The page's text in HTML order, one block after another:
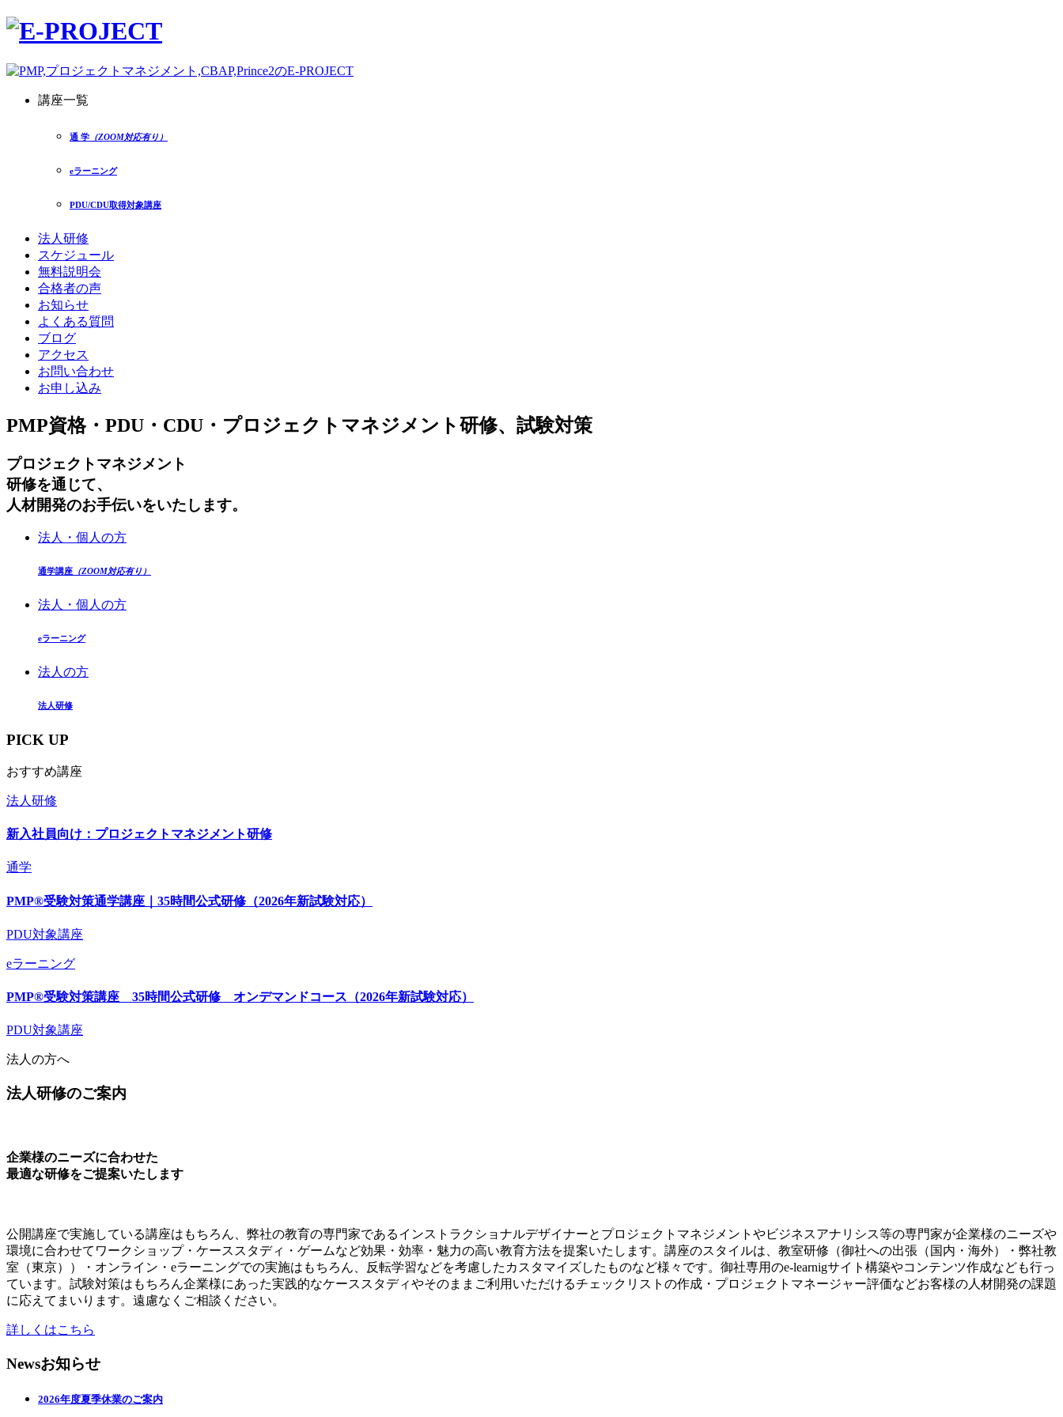
講座一覧
通 学 （ZOOM対応有り）
eラーニング
PDU/CDU取得対象講座
法人研修
スケジュール
無料説明会
合格者の声
お知らせ
よくある質問
ブログ
アクセス
お問い合わせ
お申し込み
PMP資格・PDU・CDU・プロジェクトマネジメント研修、試験対策
プロジェクトマネジメント
研修を通じて、
人材開発のお手伝いをいたします。
法人・個人の方
通学講座 （ZOOM対応有り）
法人・個人の方
eラーニング
法人の方
法人研修
PICK UP
おすすめ講座
法人研修
新入社員向け：プロジェクトマネジメント研修
通学
PMP®受験対策通学講座｜35時間公式研修（2026年新試験対応）
PDU対象講座
eラーニング
PMP®受験対策講座 35時間公式研修 オンデマンドコース（2026年新試験対応）
PDU対象講座
法人の方へ
法人研修のご案内
企業様のニーズに合わせた
最適な研修をご提案いたします
公開講座で実施している講座はもちろん、弊社の教育の専門家であるインストラクショナルデザイナーとプロジェクトマネジメントやビジネスアナリシス等の専門家が企業様のニーズや
環境に合わせてワークショップ・ケーススタディ・ゲームなど効果・効率・魅力の高い教育方法を提案いたします。講座のスタイルは、教室研修（御社への出張（国内・海外）・弊社教
室（東京））・オンライン・eラーニングでの実施はもちろん、反転学習などを考慮したカスタマイズしたものなど様々です。御社専用のe-learnigサイト構築やコンテンツ作成なども行っ
ています。試験対策はもちろん企業様にあった実践的なケーススタディやそのままご利用いただけるチェックリストの作成・プロジェクトマネージャー評価などお客様の人材開発の課題
に応えてまいります。遠慮なくご相談ください。
詳しくはこちら
Newsお知らせ
2026年度夏季休業のご案内